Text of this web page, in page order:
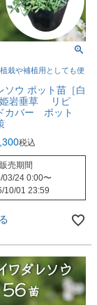
栽や補植用としても便
ソウ ポット苗［白
姫岩垂草 リピ
カバー ポット
税込
販売期間
03/24 0:00〜
10/01 23:59